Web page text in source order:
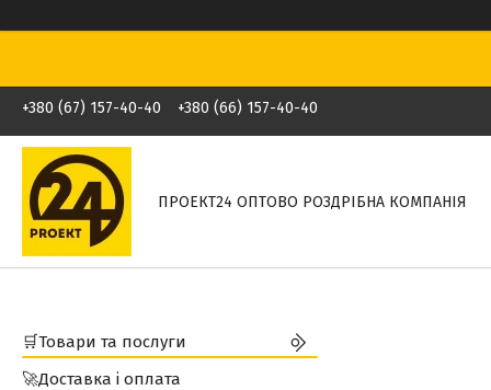
+380 (67) 157-40-40 +380 (66) 157-40-40
ПРОЕКТ24 ОПТОВО РОЗДРІБНА КОМПАНІЯ
🛒Товари та послуги
🚀Доставка і оплата